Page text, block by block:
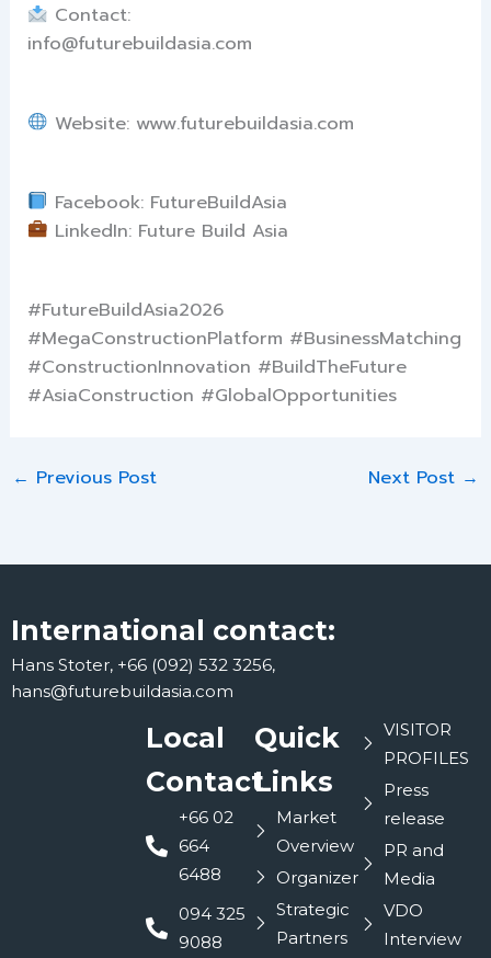
Contact:
info@futurebuildasia.com
Website: www.futurebuildasia.com
Facebook: FutureBuildAsia
LinkedIn: Future Build Asia
#FutureBuildAsia2026
#MegaConstructionPlatform #BusinessMatching
#ConstructionInnovation #BuildTheFuture
#AsiaConstruction #GlobalOpportunities
← Previous Post Next Post →
International contact:
Hans Stoter, +66 (092) 532 3256,
hans@futurebuildasia.com
Local
Contact
+66 02
664
6488
094 325
9088
Quick
Links
Market
Overview
Organizer
Strategic
Partners
VISITOR
PROFILES
Press
release
PR and
Media
VDO
Interview